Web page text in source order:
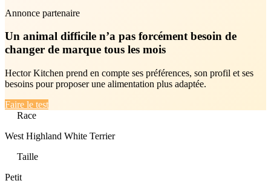
Annonce partenaire
Un animal difficile n’a pas forcément besoin de
changer de marque tous les mois
Hector Kitchen prend en compte ses préférences, son profil et ses
besoins pour proposer une alimentation plus adaptée.
Faire le test
Race
West Highland White Terrier
Taille
Petit